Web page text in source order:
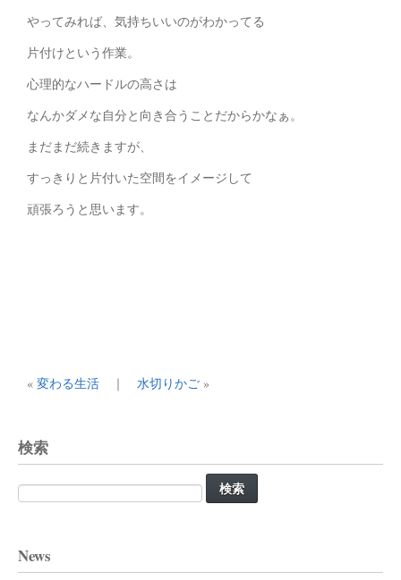
やってみれば、気持ちいいのがわかってる
片付けという作業。
心理的なハードルの高さは
なんかダメな自分と向き合うことだからかなぁ。
まだまだ続きますが、
すっきりと片付いた空間をイメージして
頑張ろうと思います。
« 変わる生活 ｜ 水切りかご »
検索
検
索:
News